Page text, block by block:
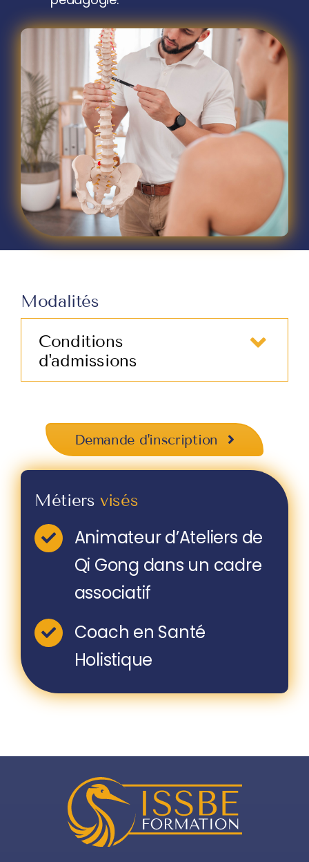
Modalités
Conditions
d'admissions
Demande d'inscription
Métiersvisés
Animateur d’Ateliers de
Qi Gong dans un cadre
associatif
Coach en Santé
Holistique